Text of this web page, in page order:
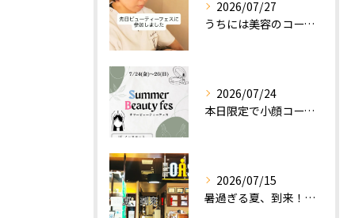
2026/07/27
うちには美容のコースもあるって伝えなきゃ！えっほっえxty
2026/07/24
本日限定で小顔コース体験(ワンコイン)実施します！
2026/07/15
暑過ぎる夏、到来！だるさを感じる方は、結構不足！？